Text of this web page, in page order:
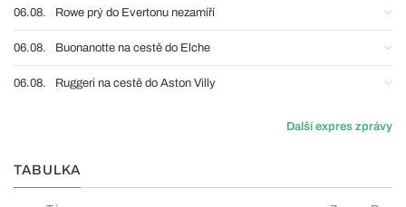
06.08. Rowe prý do Evertonu nezamíří
06.08. Buonanotte na cestě do Elche
06.08. Ruggeri na cestě do Aston Villy
Další expres zprávy
TABULKA